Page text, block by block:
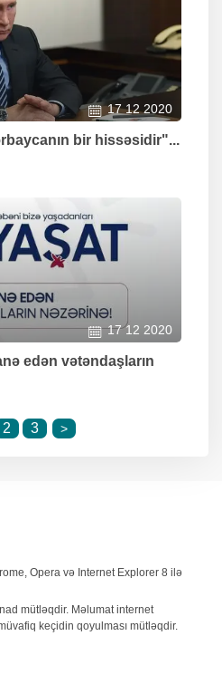
17 12 2020
bir hissəsidir"...
17 12 2020
edən vətəndaşların
2 3 >
Opera və Internet Explorer 8 ilə
mütləqdir. Məlumat internet
keçidin qoyulması mütləqdir.